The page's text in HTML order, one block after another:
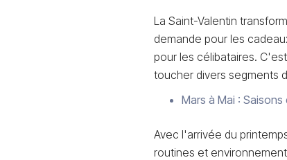
La Saint-Valentin
demande pour les
pour les célibataires.
toucher divers segments
Mars à Mai : Saisons
Avec l'arrivée du
routines et